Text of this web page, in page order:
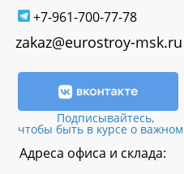
+7-961-700-77-78
zakaz@eurostroy-msk.ru
Подписывайтесь,
чтобы быть в курсе о важном
Адреса офиса и склада: